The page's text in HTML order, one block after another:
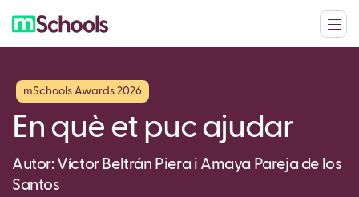
mSchools Awards 2026
En què et puc ajudar
Autor: Víctor Beltrán Piera i Amaya Pareja de los
Santos